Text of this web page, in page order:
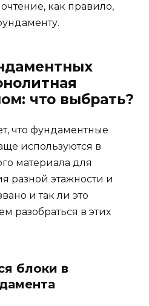
как правило,
что выбрать?
что фундаментные
используются в
материала для
разной этажности и
и так ли это
разобраться в этих
блоки в